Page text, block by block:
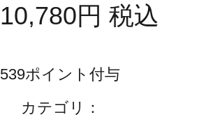
10,780円 税込
539ポイント付与
カテゴリ：